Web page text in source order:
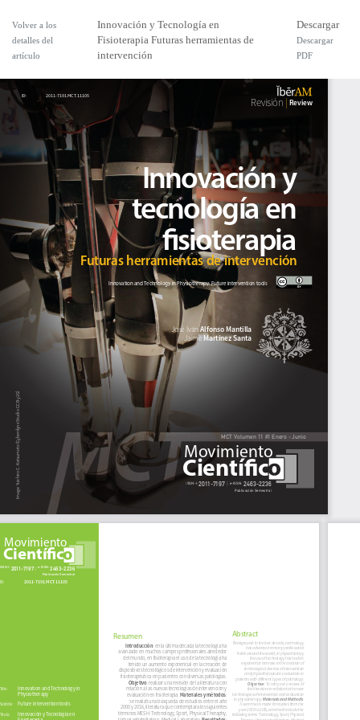
Volver a los
detalles del
artículo
Innovación y Tecnología en
Fisioterapia Futuras herramientas de
intervención
Descargar
Descargar
PDF